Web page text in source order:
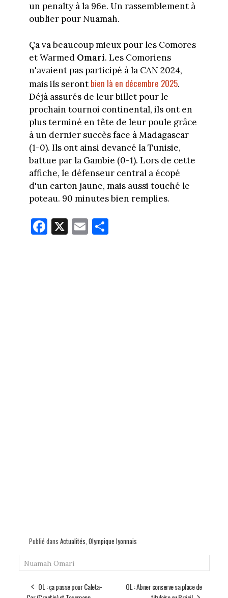
un penalty à la 96e. Un rassemblement à
oublier pour Nuamah.
Ça va beaucoup mieux pour les Comores
et Warmed Omari. Les Comoriens
n'avaient pas participé à la CAN 2024,
mais ils seront bien là en décembre 2025.
Déjà assurés de leur billet pour le
prochain tournoi continental, ils ont en
plus terminé en tête de leur poule grâce
à un dernier succès face à Madagascar
(1-0). Ils ont ainsi devancé la Tunisie,
battue par la Gambie (0-1). Lors de cette
affiche, le défenseur central a écopé
d'un carton jaune, mais aussi touché le
poteau. 90 minutes bien remplies.
Fa
ce
X E
m
Pa
Publié dans Actualités, Olympique lyonnais
Nuamah Omari
OL : ça passe pour Caleta-
OL : Abner conserve sa place de